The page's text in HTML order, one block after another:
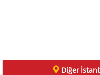
Diğer